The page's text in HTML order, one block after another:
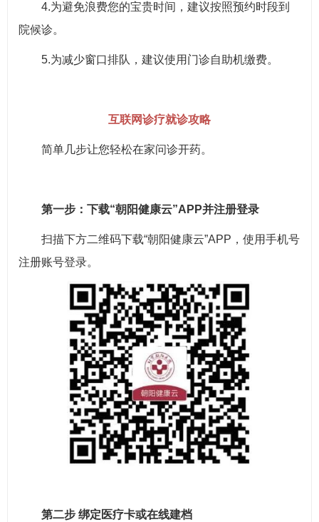
4.为避免浪费您的宝贵时间，建议按照预约时段到
院候诊。
5.为减少窗口排队，建议使用门诊自助机缴费。
互联网诊疗就诊攻略
简单几步让您轻松在家问诊开药。
第一步：下载“朝阳健康云”APP并注册登录
扫描下方二维码下载“朝阳健康云”APP，使用手机号
注册账号登录。
第二步 绑定医疗卡或在线建档